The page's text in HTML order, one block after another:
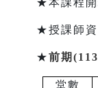
★本課程開
★授課師資
★前期
堂數